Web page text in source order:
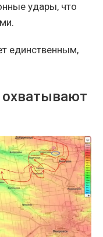
удары, что
единственным,
охватывают